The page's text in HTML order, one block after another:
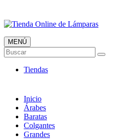
Tienda Online de Lámparas
TOP en Ventas
MENÚ
Buscar
Tiendas
Inicio
Árabes
Baratas
Colgantes
Grandes